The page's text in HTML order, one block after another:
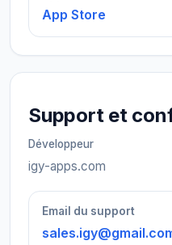
App Store
Support et
Développeur
igy-apps.com
Email du support